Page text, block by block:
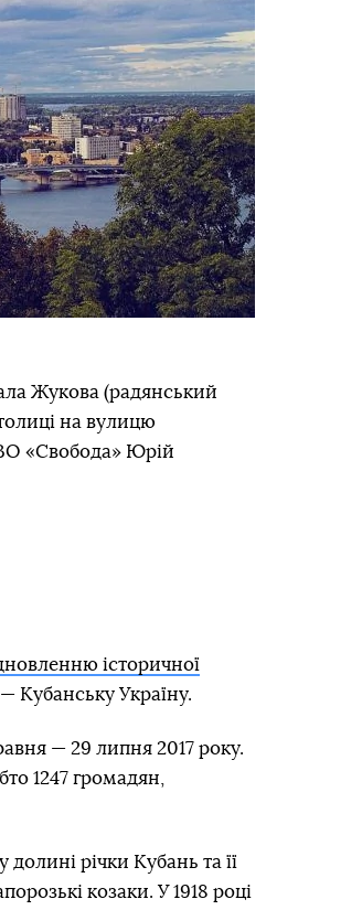
Жукова (радянський
на вулицю
«Свобода» Юрій
історичної
— Кубанську Україну.
— 29 липня 2017 року.
1247 громадян,
річки Кубань та її
козаки. У 1918 році